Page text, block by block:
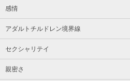
感情
アダルトチルドレン境界線
セクシャリテイ
親密さ